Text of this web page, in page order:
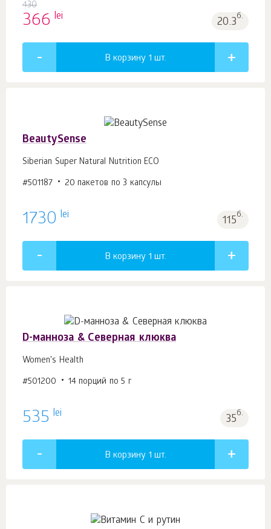
430
366 lei 20.3б.
В корзину 1 шт.
BeautySense
Siberian Super Natural Nutrition ECO
#501187 20 пакетов по 3 капсулы
1730 lei 115б.
В корзину 1 шт.
D-манноза & Северная клюква
Women's Health
#501200 14 порций по 5 г
535 lei 35б.
В корзину 1 шт.